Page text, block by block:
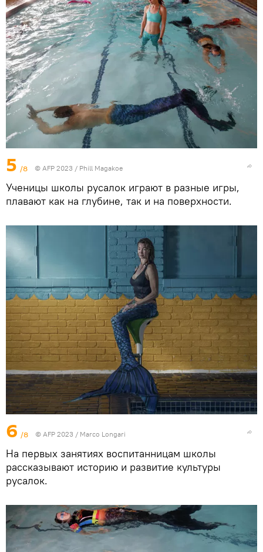
5 /8 © AFP 2023 / Phill Magakoe
Ученицы школы русалок играют в разные игры,
плавают как на глубине, так и на поверхности.
6 /8 © AFP 2023 / Marco Longari
На первых занятиях воспитанницам школы
рассказывают историю и развитие культуры
русалок.